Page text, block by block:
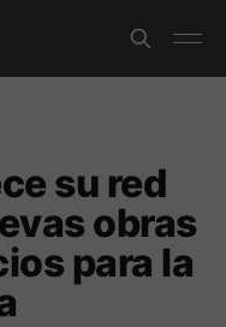
su red
obras
para la